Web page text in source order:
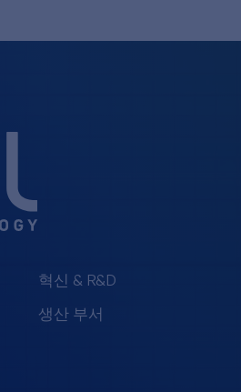
혁신 & R&D
생산 부서